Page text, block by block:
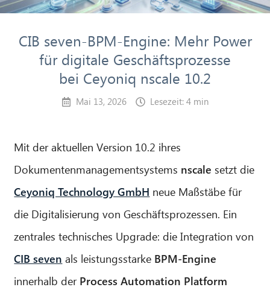
CIB seven-BPM-Engine: Mehr Power
für digitale Geschäftsprozesse
bei Ceyoniq nscale 10.2
Mai 13, 2026 Lesezeit: 4 min
Mit der aktuellen Version 10.2 ihres
Dokumentenmanagementsystems nscale setzt die
Ceyoniq Technology GmbH neue Maßstäbe für
die Digitalisierung von Geschäftsprozessen. Ein
zentrales technisches Upgrade: die Integration von
CIB seven als leistungsstarke BPM-Engine
innerhalb der Process Automation Platform